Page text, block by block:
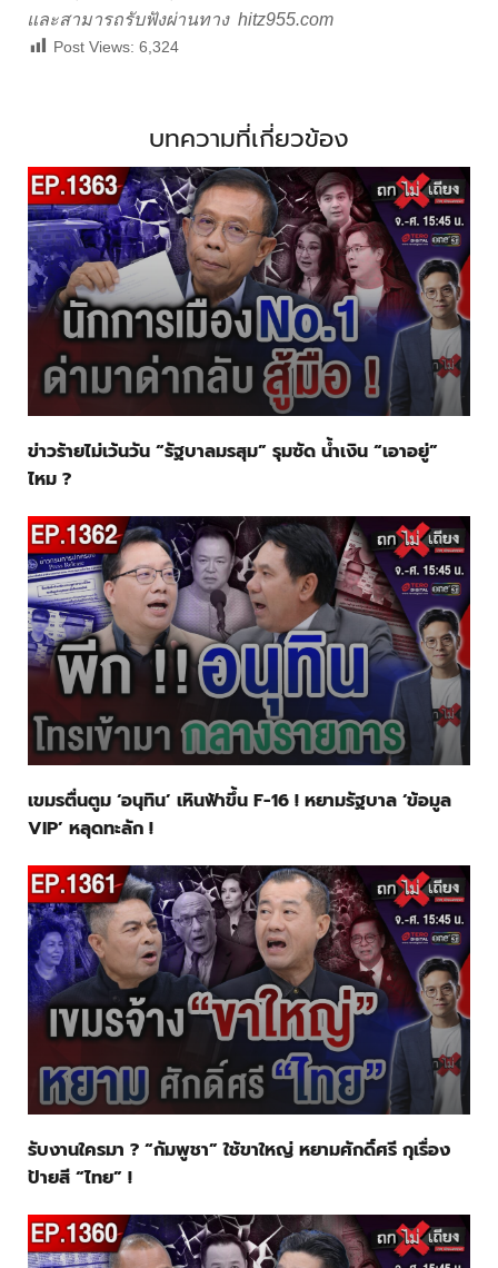
และสามารถรับฟังผ่านทาง hitz955.com
Post Views: 6,324
บทความที่เกี่ยวข้อง
ข่าวร้ายไม่เว้นวัน “รัฐบาลมรสุม” รุมซัด น้ำเงิน “เอาอยู่”
ไหม ?
เขมรตื่นตูม ‘อนุทิน’ เหินฟ้าขึ้น F-16 ! หยามรัฐบาล ‘ข้อมูล
VIP’ หลุดทะลัก !
รับงานใครมา ? “กัมพูชา” ใช้ขาใหญ่ หยามศักดิ์ศรี กุเรื่อง
ป้ายสี “ไทย” !